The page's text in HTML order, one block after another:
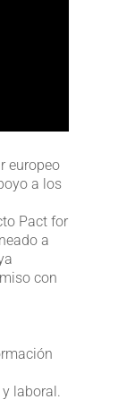
europeo
a los
Pact for
a
con
laboral.